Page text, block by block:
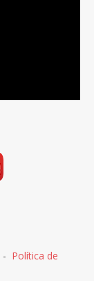
- Política de